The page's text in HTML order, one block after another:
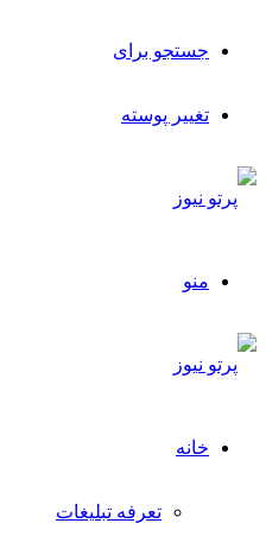
جستجو برای
تغییر پوسته
منو
خانه
تعرفه تبلیغات